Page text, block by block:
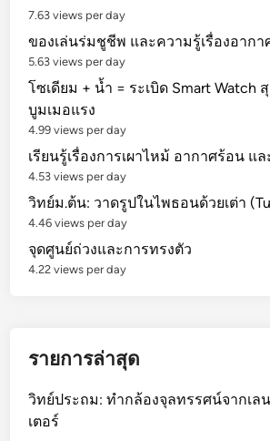
7.63 views per day
ของเล่นร่มชูชีพ และความรู้เรื่องอากา
5.63 views per day
โซเดียม + น้ำ = ระเบิด Smart Watch
บูมเมอแรง
4.99 views per day
เรียนรู้เรื่องการเผาไหม้ อากาศร้อน แ
4.53 views per day
วิทย์ม.ต้น: วาดรูปในไพธอนด้วยเต่า
4.46 views per day
จุดศูนย์ถ่วงและการทรงตัว
4.22 views per day
รายการล่าสุด
วิทย์ประถม: ทำกล้องจุลทรรศน์จากเล
เตอร์